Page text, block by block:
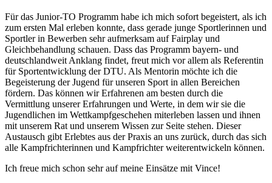
Für das Junior-TO Programm habe ich mich sofort begeistert, als ich
zum ersten Mal erleben konnte, dass gerade junge Sportlerinnen und
Sportler in Bewerben sehr aufmerksam auf Fairplay und
Gleichbehandlung schauen. Dass das Programm bayern- und
deutschlandweit Anklang findet, freut mich vor allem als Referentin
für Sportentwicklung der DTU. Als Mentorin möchte ich die
Begeisterung der Jugend für unseren Sport in allen Bereichen
fördern. Das können wir Erfahrenen am besten durch die
Vermittlung unserer Erfahrungen und Werte, in dem wir sie die
Jugendlichen im Wettkampfgeschehen miterleben lassen und ihnen
mit unserem Rat und unserem Wissen zur Seite stehen. Dieser
Austausch gibt Erlebtes aus der Praxis an uns zurück, durch das sich
alle Kampfrichterinnen und Kampfrichter weiterentwickeln können.
Ich freue mich schon sehr auf meine Einsätze mit Vince!